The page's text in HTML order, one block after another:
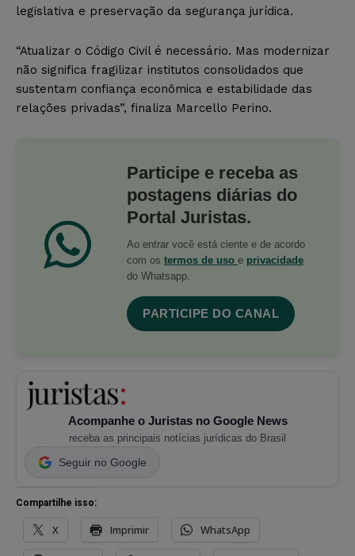
legislativa e preservação da segurança jurídica.
“Atualizar o Código Civil é necessário. Mas modernizar
não significa fragilizar institutos consolidados que
sustentam confiança econômica e estabilidade das
relações privadas”, finaliza Marcello Perino.
Participe e receba as
postagens diárias do
Portal Juristas.
Ao entrar você está ciente e de acordo
com os termos de uso e privacidade
do Whatsapp.
PARTICIPE DO CANAL
Acompanhe o Juristas no Google News
receba as principais notícias jurídicas do Brasil
Seguir no Google
Compartilhe isso:
X Imprimir WhatsApp